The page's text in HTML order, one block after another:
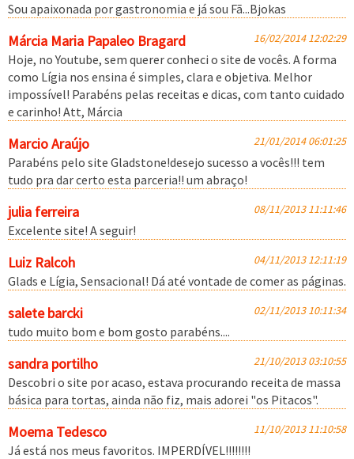
Sou apaixonada por gastronomia e já sou Fã...Bjokas
Márcia Maria Papaleo Bragard 16/02/2014 12:02:29
Hoje, no Youtube, sem querer conheci o site de vocês. A forma
como Lígia nos ensina é simples, clara e objetiva. Melhor
impossível! Parabéns pelas receitas e dicas, com tanto cuidado
e carinho! Att, Márcia
Marcio Araújo 21/01/2014 06:01:25
Parabéns pelo site Gladstone!desejo sucesso a vocês!!! tem
tudo pra dar certo esta parceria!! um abraço!
julia ferreira 08/11/2013 11:11:46
Excelente site! A seguir!
Luiz Ralcoh 04/11/2013 12:11:19
Glads e Lígia, Sensacional! Dá até vontade de comer as páginas.
salete barcki 02/11/2013 10:11:34
tudo muito bom e bom gosto parabéns....
sandra portilho 21/10/2013 03:10:55
Descobri o site por acaso, estava procurando receita de massa
básica para tortas, ainda não fiz, mais adorei "os Pitacos".
Moema Tedesco 11/10/2013 11:10:58
Já está nos meus favoritos. IMPERDÍVEL!!!!!!!!